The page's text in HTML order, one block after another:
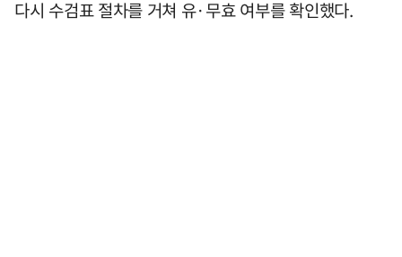
다시 수검표 절차를 거쳐 유·무효 여부를 확인했다.